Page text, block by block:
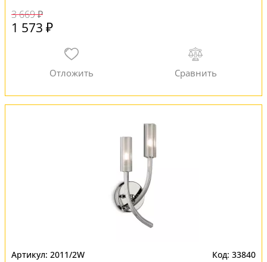
3 669 ₽
1 573 ₽
2011/2W 33840